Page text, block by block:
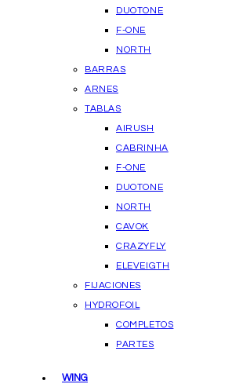
DUOTONE
F-ONE
NORTH
BARRAS
ARNES
TABLAS
AIRUSH
CABRINHA
F-ONE
DUOTONE
NORTH
CAVOK
CRAZYFLY
ELEVEIGTH
FIJACIONES
HYDROFOIL
COMPLETOS
PARTES
WING